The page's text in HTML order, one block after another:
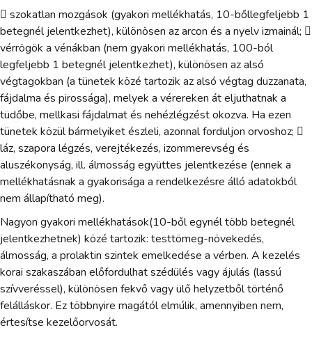
 szokatlan mozgások (gyakori mellékhatás, 10-bőllegfeljebb 1
betegnél jelentkezhet), különösen az arcon és a nyelv izmainál; 
vérrögök a vénákban (nem gyakori mellékhatás, 100-ból
legfeljebb 1 betegnél jelentkezhet), különösen az alsó
végtagokban (a tünetek közé tartozik az alsó végtag duzzanata,
fájdalma és pirossága), melyek a vérereken át eljuthatnak a
tüdőbe, mellkasi fájdalmat és nehézlégzést okozva. Ha ezen
tünetek közül bármelyiket észleli, azonnal forduljon orvoshoz; 
láz, szapora légzés, verejtékezés, izommerevség és
aluszékonyság, ill. álmosság együttes jelentkezése (ennek a
mellékhatásnak a gyakorisága a rendelkezésre álló adatokból
nem állapítható meg).
Nagyon gyakori mellékhatások(10-ből egynél több betegnél
jelentkezhetnek) közé tartozik: testtömeg-növekedés,
álmosság, a prolaktin szintek emelkedése a vérben. A kezelés
korai szakaszában előfordulhat szédülés vagy ájulás (lassú
szívveréssel), különösen fekvő vagy ülő helyzetből történő
felálláskor. Ez többnyire magától elmúlik, amennyiben nem,
értesítse kezelőorvosát.